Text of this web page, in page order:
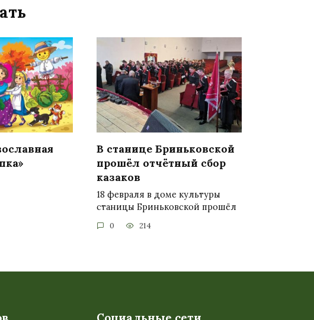
В станице Бриньковской
прошёл отчётный сбор
казаков
18 февраля в доме культуры
станицы Бриньковской прошёл
0 214